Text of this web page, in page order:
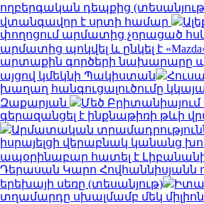
ողբերգական դեպքից
վտանգավոր է սրտի համար
փողոցում արմատից չորացած
արմատից պոկվել և ընկել է
արտաքին գործերի նախարարը
այցով կմեկնի Պակիստան
խաղաղ հանգուցալուծումը
Զաքարյան
Մեծ Բրիտանիայում
գերազանցել է ինքնաթիռի թևի
Արմատական
իսրայելցի վերաբնակ կանանց
ապօրինաբար հատել է
Դերասան Կարո Հովհաննիսյանն
երեխայի սեռը (տեսանյութ)
տղամարդը սխալմամբ մեկ միլիոն